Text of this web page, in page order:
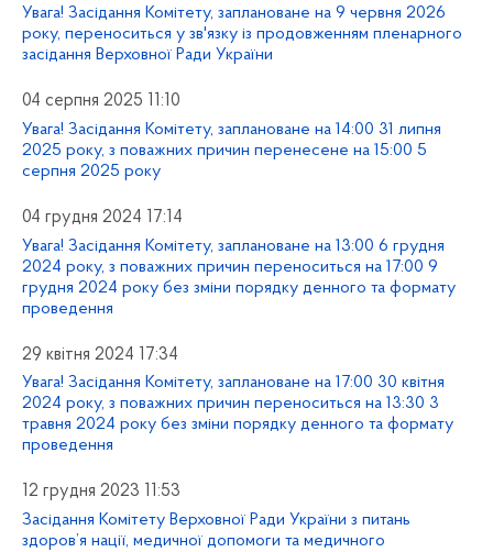
Увага! Засідання Комітету, заплановане на 9 червня 2026
року, переноситься у зв'язку із продовженням пленарного
засідання Верховної Ради України
04 серпня 2025 11:10
Увага! Засідання Комітету, заплановане на 14:00 31 липня
2025 року, з поважних причин перенесене на 15:00 5
серпня 2025 року
04 грудня 2024 17:14
Увага! Засідання Комітету, заплановане на 13:00 6 грудня
2024 року, з поважних причин переноситься на 17:00 9
грудня 2024 року без зміни порядку денного та формату
проведення
29 квітня 2024 17:34
Увага! Засідання Комітету, заплановане на 17:00 30 квітня
2024 року, з поважних причин переноситься на 13:30 3
травня 2024 року без зміни порядку денного та формату
проведення
12 грудня 2023 11:53
Засідання Комітету Верховної Ради України з питань
здоров’я нації, медичної допомоги та медичного